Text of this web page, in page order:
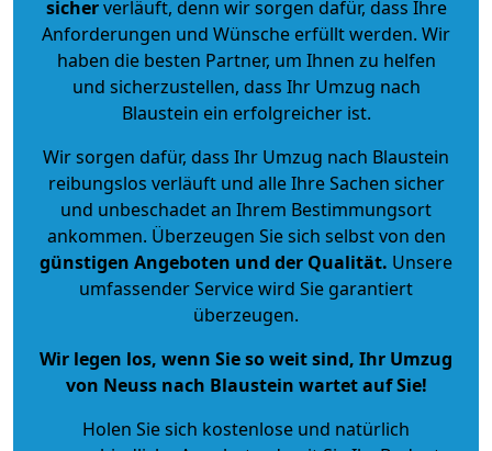
sicherverläuft, denn wir sorgen dafür, dass Ihre
Anforderungen und Wünsche erfüllt werden. Wir
haben die besten Partner, um Ihnen zu helfen
und sicherzustellen, dass Ihr Umzug nach
Blaustein ein erfolgreicher ist.
Wir sorgen dafür, dass Ihr Umzug nach Blaustein
reibungslos verläuft und alle Ihre Sachen sicher
und unbeschadet an Ihrem Bestimmungsort
ankommen. Überzeugen Sie sich selbst von den
günstigen Angeboten und der Qualität. Unsere
umfassender Service wird Sie garantiert
überzeugen.
Wir legen los, wenn Sie so weit sind, Ihr Umzug
von Neuss nach Blaustein wartet auf Sie!
Holen Sie sich kostenlose und natürlich